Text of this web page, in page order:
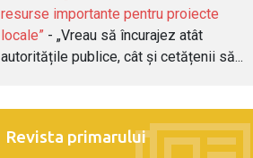
resurse importante pentru proiecte
locale” - „Vreau să încurajez atât
autoritățile publice, cât și cetățenii să...
Revista primarului